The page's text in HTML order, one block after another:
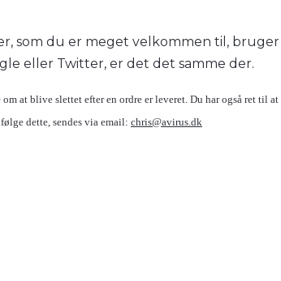
som du er meget velkommen til, bruger
eller Twitter, er det det samme der.
at blive slettet efter en ordre er leveret. Du har også ret til
dette, sendes via email: chris@avirus.dk